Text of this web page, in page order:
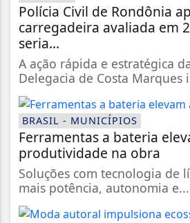
Polícia Civil de Rondônia
carregadeira avaliada em
seria...
A ação rápida e estratégica
Delegacia de Costa Marques
BRASIL - MUNICÍPIOS
Ferramentas a bateria
produtividade na obra
Soluções com tecnologia de
mais potência, autonomia e...